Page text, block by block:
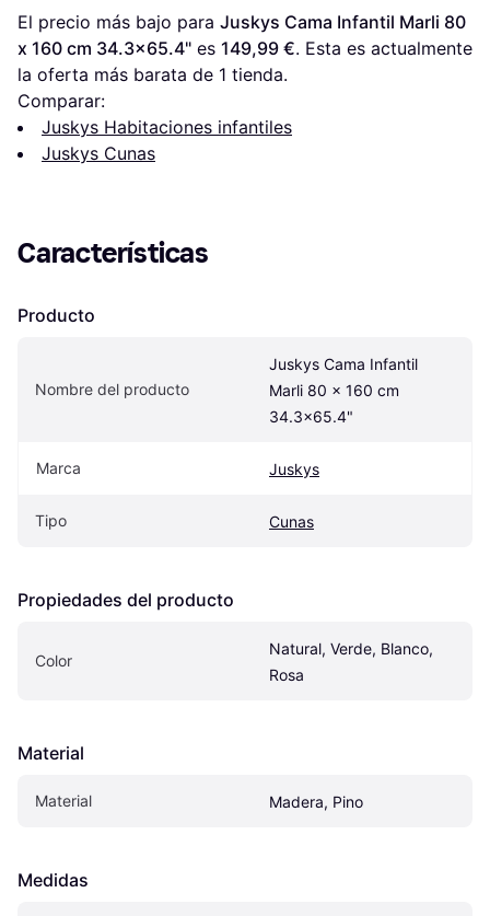
El precio más bajo para Juskys Cama Infantil Marli 80
x 160 cm 34.3x65.4" es 149,99 €. Esta es actualmente
la oferta más barata de 1 tienda.
Comparar:
Juskys Habitaciones infantiles
Juskys Cunas
Características
Producto
Nombre del producto
Juskys Cama Infantil
Marli 80 x 160 cm
34.3x65.4"
Marca Juskys
Tipo Cunas
Propiedades del producto
Color
Natural, Verde, Blanco,
Rosa
Material
Material Madera, Pino
Medidas